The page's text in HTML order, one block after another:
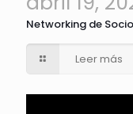
Networking de
Leer más